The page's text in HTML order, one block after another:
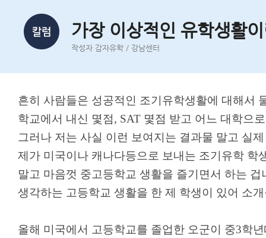
가장 이상적인 유학생활
작성자 감자유학 / 강남센터
흔히 사람들은 성공적인 조기유학생활에 대해서
학교에서 내신 몇점, SAT 몇점 받고 어느 대학으
그러나 저는 사실 이런 보여지는 결과물 말고 실
제가 미국이나 캐나다등으로 보내는 조기유학
말고 마음껏 중고등학교 생활을 즐기면서 하는 겁
생각하는 고등학교 생활을 한 제 학생이 있어 소
올해 미국에서 고등학교를 졸업한 오군이 중3학